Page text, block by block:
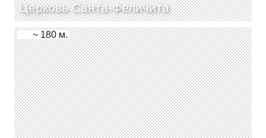
Церковь Санта-Феличита
~ 180 м.